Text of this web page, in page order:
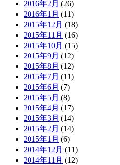
2016年2月 (26)
2016年1月 (11)
2015年12月 (18)
2015年11月 (16)
2015年10月 (15)
2015年9月 (12)
2015年8月 (12)
2015年7月 (11)
2015年6月 (7)
2015年5月 (8)
2015年4月 (17)
2015年3月 (14)
2015年2月 (14)
2015年1月 (6)
2014年12月 (11)
2014年11月 (12)